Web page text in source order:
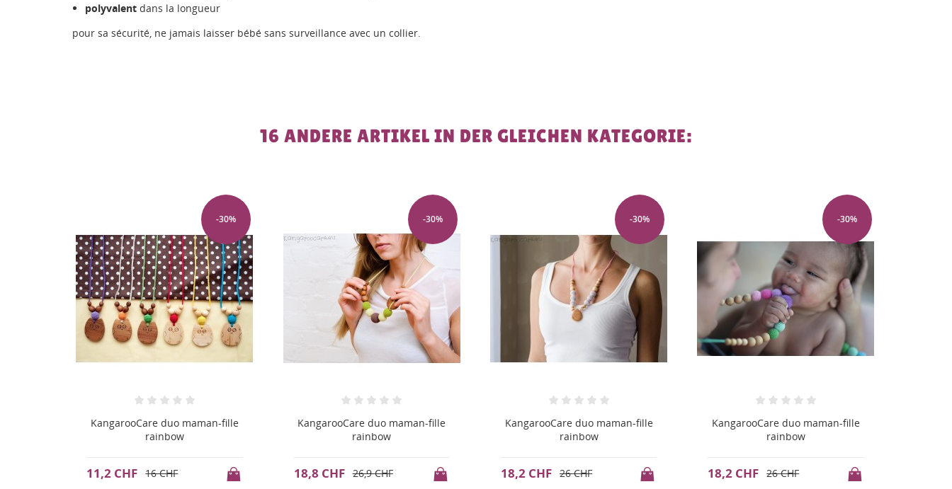
polyvalent dans la longueur
pour sa sécurité, ne jamais laisser bébé sans surveillance avec un collier.
16 ANDERE ARTIKEL IN DER GLEICHEN KATEGORIE:
-30%
KangarooCare duo maman-fille
rainbow
18,8 CHF 26,9 CHF
-30%
KangarooCare duo maman-fille
rainbow
18,2 CHF 26 CHF
-30%
KangarooCare duo maman-fille
rainbow
18,2 CHF 26 CHF
-30%
KangarooCare duo maman-fille
rainbow
16,1 CHF 23 CHF